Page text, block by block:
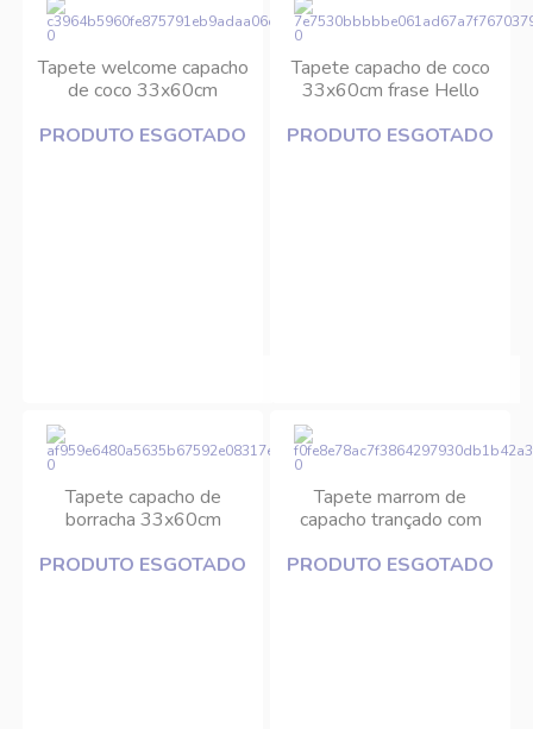
Tapete welcome capacho
de coco 33x60cm
PRODUTO ESGOTADO
Tapete capacho de coco
33x60cm frase Hello
PRODUTO ESGOTADO
Tapete capacho de
borracha 33x60cm
PRODUTO ESGOTADO
Tapete marrom de
capacho trançado com
PRODUTO ESGOTADO